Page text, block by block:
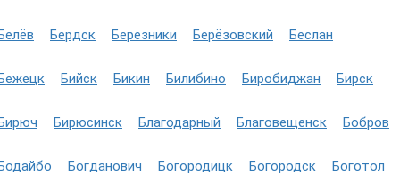
Бердск Березники Берёзовский Беслан
Бийск Бикин Билибино Биробиджан Бирск
Бирюсинск Благодарный Благовещенск Бобров
Богданович Богородицк Богородск Боготол